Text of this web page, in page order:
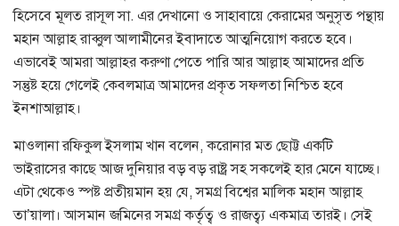
হিসেবে মূলত রাসূল সা. এর দেখানো ও সাহাবায়ে কেরামের অনুসৃত পন্থায়
মহান আল্লাহ রাব্বুল আলামীনের ইবাদাতে আত্মনিয়োগ করতে হবে।
এভাবেই আমরা আল্লাহর করুণা পেতে পারি আর আল্লাহ আমাদের প্রতি
সন্তুষ্ট হয়ে গেলেই কেবলমাত্র আমাদের প্রকৃত সফলতা নিশ্চিত হবে
ইনশাআল্লাহ।
মাওলানা রফিকুল ইসলাম খান বলেন, করোনার মত ছোট্ট একটি
ভাইরাসের কাছে আজ দুনিয়ার বড় বড় রাষ্ট্র সহ সকলেই হার মেনে যাচ্ছে।
এটা থেকেও স্পষ্ট প্রতীয়মান হয় যে, সমগ্র বিশ্বের মালিক মহান আল্লাহ
তা’য়ালা। আসমান জমিনের সমগ্র কর্তৃত্ব ও রাজত্ব্য একমাত্র তারই। সেই